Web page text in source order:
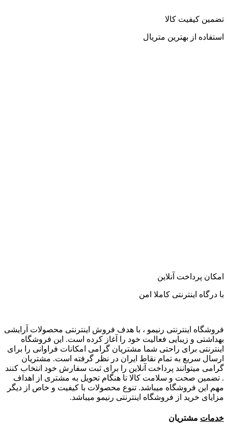
تضمین کیفیت کالا
استفاده از بهترین متریال
امکان پرداخت آنلاین
با درگاه اینترنتی کاملا امن
فروشگاه اینترنتی رنیمو ، با هدف فروش اینترنتی محصولات آرایشی
بهداشتی و زیبایی فعالیت خود را آغاز کرده است. این فروشگاه
اینترنتی برای راحتی شما مشتریان گرامی امکانات فراوانی را برای
ارسال سریع به تمام نقاط ایران در نظر گرفته است. مشتریان
گرامی میتوانند پرداخت آنلاین را برای ثبت سفارش خود انتخاب کنند
. تضمین صحت و سلامت کالا تا هنگام تحویل به مشتری از اهداف
مهم این فروشگاه میباشد. تنوع محصولات با کیفیت و خاص از دیگر
مزایای خرید از فروشگاه اینترنتی رنیمو میباشد.
خدمات مشتریان